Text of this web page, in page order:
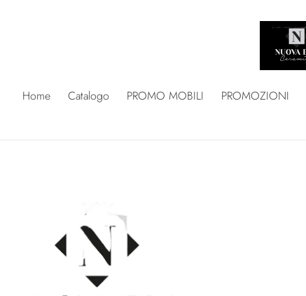
Home Catalogo PROMO MOBILI PROMOZIONI